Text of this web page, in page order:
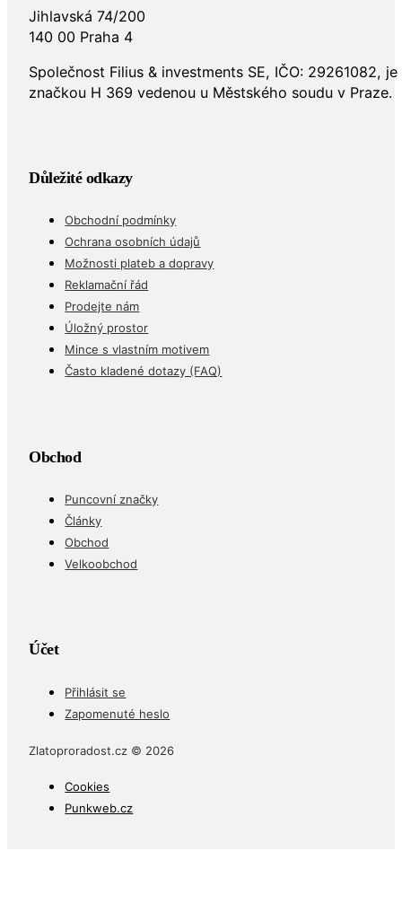
Jihlavská 74/200
140 00 Praha 4
Společnost Filius & investments SE, IČO: 29261082,
značkou H 369 vedenou u Městského soudu v Praze.
Důležité odkazy
Obchodní podmínky
Ochrana osobních údajů
Možnosti plateb a dopravy
Reklamační řád
Prodejte nám
Úložný prostor
Mince s vlastním motivem
Často kladené dotazy (FAQ)
Obchod
Puncovní značky
Články
Obchod
Velkoobchod
Účet
Přihlásit se
Zapomenuté heslo
Zlatoproradost.cz © 2026
Cookies
Punkweb.cz